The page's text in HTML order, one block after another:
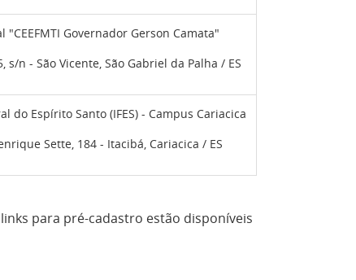
Governador Gerson Camata"
s/n - São Vicente, São Gabriel da Palha / ES
do Espírito Santo (IFES) - Campus Cariacica
Sette, 184 - Itacibá, Cariacica / ES
para pré-cadastro estão disponíveis